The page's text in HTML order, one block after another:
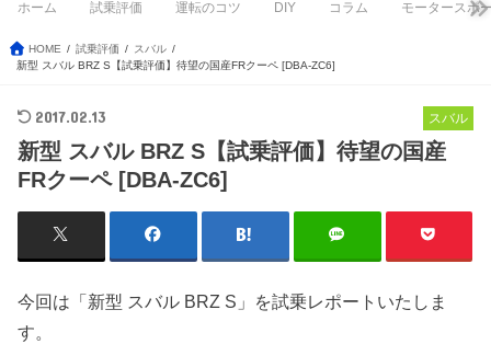
ホーム 試乗評価 運転のコツ DIY コラム モータースポ
HOME 試乗評価
スバル
新型 スバル BRZ S【試乗評価】待望の国産FRクーペ [DBA-ZC6]
スバル
2017.02.13
新型 スバル BRZ S【試乗評価】待望の国産
FRクーペ [DBA-ZC6]
今回は「新型 スバル BRZ S」を試乗レポートいたしま
す。